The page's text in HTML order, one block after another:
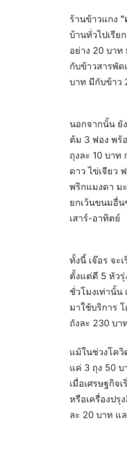
ร้านข้าวแกง
บ้านทั่วไปเรีย
อย่าง 20 บาท
กับข้าวสารพัด
บาท มีกับข้าว
นอกจากนั้น ยั
ต้ม 3 ฟอง พร้
ถุงละ 10 บาท
ดาว ไข่เจียว
พริกแมงดา ม
ยกเว้นขนมอื่น
เสาร์-อาทิตย์
ทั้งนี้ เจ๊อร จะ
ตั้งแต่ตี 5 หัวรุ่
ชั่วโมงเท่านั้น
มาใช้บริการ
ถังละ 230 บ
แม้ในช่วงโควิ
แค่ 3 ถุง 50 บ
เมื่อเศรษฐกิจ
หรือเครื่องปรุ
ละ 20 บาท แ